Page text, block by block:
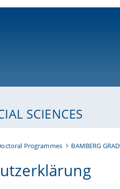
SCIENCES
Programmes BAMBERG